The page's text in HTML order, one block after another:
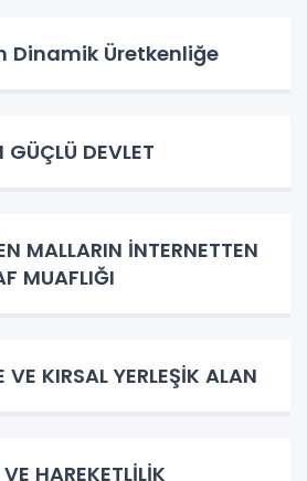
Dinamik Üretkenliğe
GÜÇLÜ DEVLET
MALLARIN İNTERNETTEN
MUAFLIĞI
VE KIRSAL YERLEŞİK ALAN
HAREKETLİLİK